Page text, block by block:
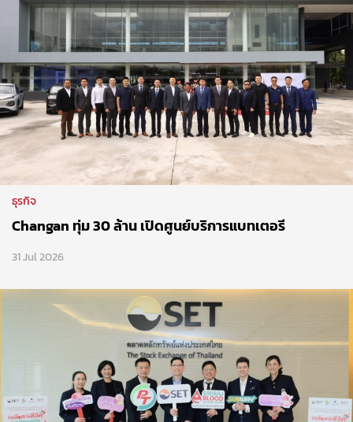
ธุรกิจ
Changan ทุ่ม 30 ล้าน เปิดศูนย์บริการแบทเตอรี
31 Jul 2026